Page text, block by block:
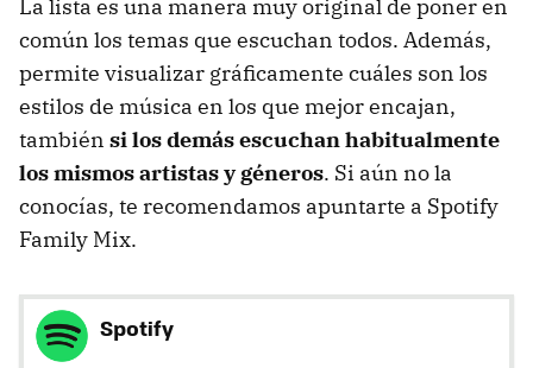
La lista es una manera muy original de poner en
común los temas que escuchan todos. Además,
permite visualizar gráficamente cuáles son los
estilos de música en los que mejor encajan,
también si los demás escuchan habitualmente
los mismos artistas y géneros. Si aún no la
conocías, te recomendamos apuntarte a Spotify
Family Mix.
Spotify